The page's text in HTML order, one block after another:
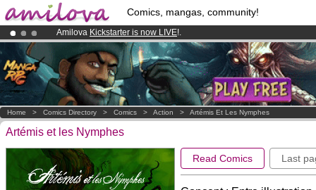
Comics, mangas, community!
Amilova Kickstarter is now LIVE!.
Already 134393membersand 1208comics & mangas!.
Premium membership from3.95 euros per month !Get membership
Home > Comics Directory > Comics > Action > Artémis Et Les Nymphes
Artémis et les Nymphes
Read Comics Last